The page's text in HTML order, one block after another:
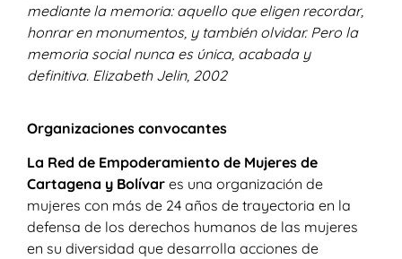
mediante la memoria: aquello que eligen recordar,
honrar en monumentos, y también olvidar. Pero la
memoria social nunca es única, acabada y
definitiva. Elizabeth Jelin, 2002
Organizaciones convocantes
La Red de Empoderamiento de Mujeres de
Cartagena y Bolívar es una organización de
mujeres con más de 24 años de trayectoria en la
defensa de los derechos humanos de las mujeres
en su diversidad que desarrolla acciones de